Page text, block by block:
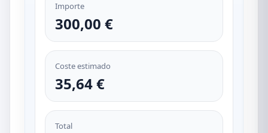
Importe
300,00 €
Coste estimado
35,64 €
Total